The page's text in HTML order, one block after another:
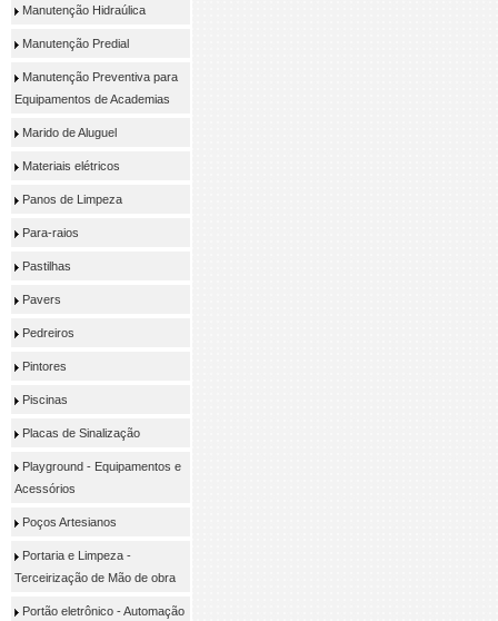
Manutenção Hidraúlica
Manutenção Predial
Manutenção Preventiva para
Equipamentos de Academias
Marido de Aluguel
Materiais elétricos
Panos de Limpeza
Para-raios
Pastilhas
Pavers
Pedreiros
Pintores
Piscinas
Placas de Sinalização
Playground - Equipamentos e
Acessórios
Poços Artesianos
Portaria e Limpeza -
Terceirização de Mão de obra
Portão eletrônico - Automação